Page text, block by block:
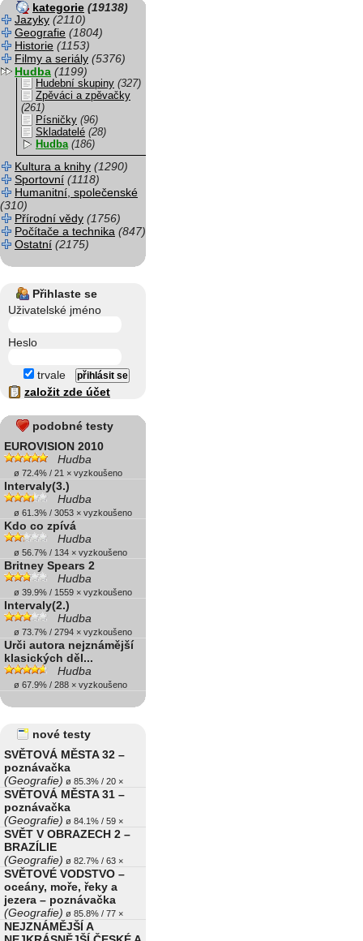
kategorie (19138)
Jazyky (2110)
Geografie (1804)
Historie (1153)
Filmy a seriály (5376)
Hudba (1199)
Hudební skupiny (327)
Zpěváci a zpěvačky
(261)
Písničky (96)
Skladatelé (28)
Hudba (186)
Kultura a knihy (1290)
Sportovní (1118)
Humanitní, společenské
(310)
Přírodní vědy (1756)
Počítače a technika (847)
Ostatní (2175)
Přihlaste se
Uživatelské jméno
Heslo
trvale
založit zde účet
podobné testy
EUROVISION 2010
Hudba
ø 72.4% / 21 × vyzkoušeno
Intervaly(3.)
Hudba
ø 61.3% / 3053 × vyzkoušeno
Kdo co zpívá
Hudba
ø 56.7% / 134 × vyzkoušeno
Britney Spears 2
Hudba
ø 39.9% / 1559 × vyzkoušeno
Intervaly(2.)
Hudba
ø 73.7% / 2794 × vyzkoušeno
Urči autora nejznámější
klasických děl...
Hudba
ø 67.9% / 288 × vyzkoušeno
nové testy
SVĚTOVÁ MĚSTA 32 –
poznávačka
(Geografie) ø 85.3% / 20 ×
SVĚTOVÁ MĚSTA 31 –
poznávačka
(Geografie) ø 84.1% / 59 ×
SVĚT V OBRAZECH 2 –
BRAZÍLIE
(Geografie) ø 82.7% / 63 ×
SVĚTOVÉ VODSTVO –
oceány, moře, řeky a
jezera – poznávačka
(Geografie) ø 85.8% / 77 ×
NEJZNÁMĚJŠÍ A